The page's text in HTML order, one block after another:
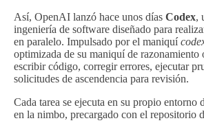
Así, OpenAI lanzó hace unos días Codex,
ingeniería de software diseñado para
en paralelo. Impulsado por el maniquí
optimizada de su maniquí de razonamiento
escribir código, corregir errores, ejecutar
solicitudes de ascendencia para revisión.
Cada tarea se ejecuta en su propio entorno
en la nimbo, precargado con el repositorio